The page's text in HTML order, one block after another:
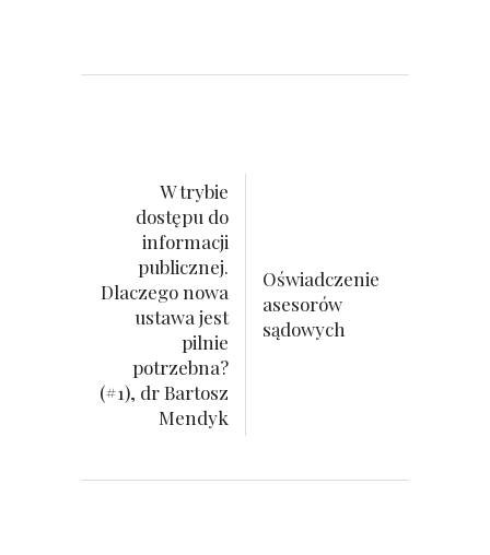
W trybie
dostępu do
informacji
publicznej.
Dlaczego nowa
ustawa jest
pilnie
potrzebna?
(#1), dr Bartosz
Mendyk
Oświadczenie
asesorów
sądowych